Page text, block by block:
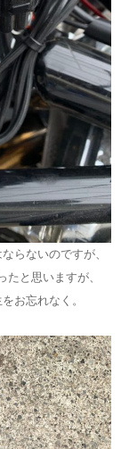
らないのですが、
と思いますが、
お忘れなく。